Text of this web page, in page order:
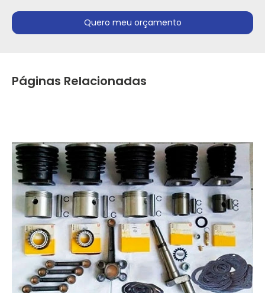
Quero meu orçamento
Páginas Relacionadas